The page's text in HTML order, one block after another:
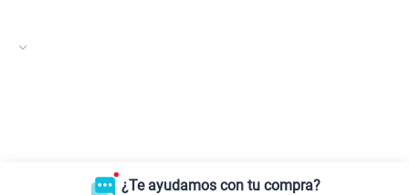
¿Te ayudamos con tu compra?